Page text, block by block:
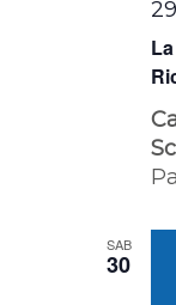
SAB
30